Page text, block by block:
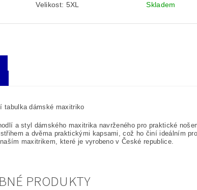
Velikost: 5XL Skladem
a styl dámského maxitrika navrženého pro praktické
a dvěma praktickými kapsami, což ho činí ideálním
maxitrikem, které je vyrobeno v České republice.
PRODUKTY